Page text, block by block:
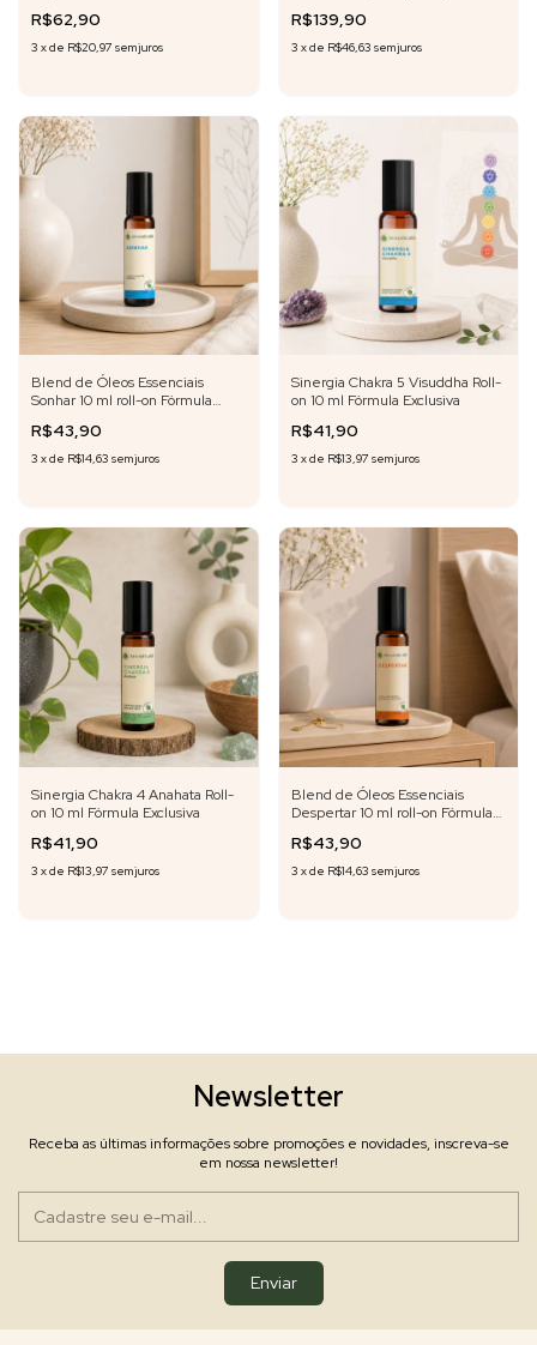
R$62,90
3 xde R$20,97 sem juros
R$139,90
3 xde R$46,63 sem juros
Blend de Óleos Essenciais
Sonhar 10 ml roll-on Fórmula
R$43,90
3 xde R$14,63 sem juros
Sinergia Chakra 5 Visuddha Roll-
on 10 ml Fórmula Exclusiva
R$41,90
3 xde R$13,97 sem juros
Sinergia Chakra 4 Anahata Roll-
on 10 ml Fórmula Exclusiva
R$41,90
3 xde R$13,97 sem juros
Blend de Óleos Essenciais
Despertar 10 ml roll-on Fórmula
R$43,90
3 xde R$14,63 sem juros
Newsletter
Receba as últimas informações sobre promoções e novidades, inscreva-se
em nossa newsletter!